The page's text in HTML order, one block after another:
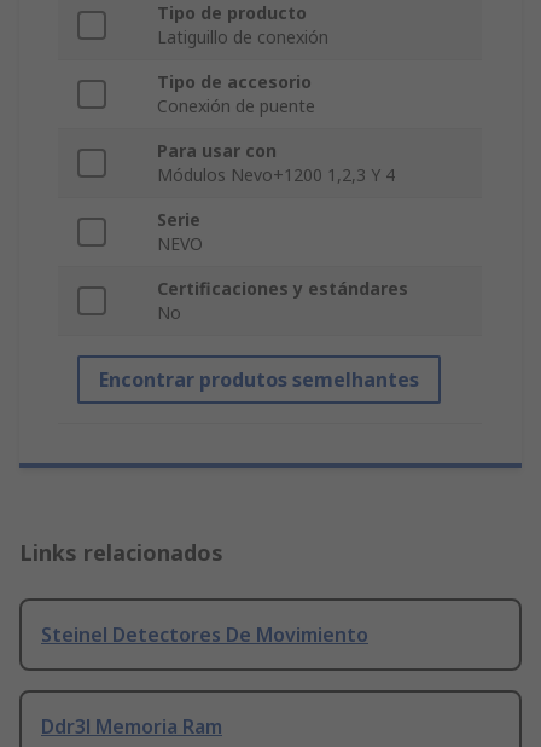
Tipo de producto
Latiguillo de conexión
Tipo de accesorio
Conexión de puente
Para usar con
Módulos Nevo+1200 1,2,3 Y 4
Serie
NEVO
Certificaciones y estándares
No
Encontrar produtos semelhantes
Links relacionados
Steinel Detectores De Movimiento
Ddr3l Memoria Ram